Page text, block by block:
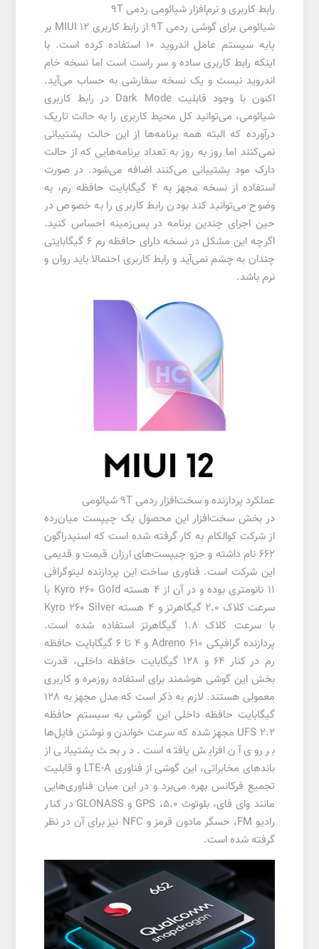
رابط کاربری و نرم‌افزار شیائومی ردمی 9T
شیائومی برای گوشی ردمی 9T از رابط کاربری MIUI 12 بر
پایه سیستم عامل اندروید 10 استفاده کرده است. با
اینکه رابط کاربری ساده و سر راست است اما نسخه خام
اندروید نیست و یک نسخه سفارشی‌ به حساب می‌آید.
اکنون با وجود قابلیت Dark Mode در رابط کاربری
شیائومی، می‌توانید کل محیط کاربری را به حالت تاریک
درآورده که البته همه برنامه‌ها از این حالت پشتیبانی
نمی‌کنند اما روز به روز به تعداد برنامه‌هایی که از حالت
دارک مود پشتیبانی می‌کنند اضافه می‌شود. در صورت
استفاده از نسخه مجهز به 4 گیگابایت حافظه رم، به
وضوح می‌توانید کند بودن رابط کاربری را به خصوص در
حین اجرای چندین برنامه در پس‌زمینه احساس کنید.
اگرچه این مشکل در نسخه دارای حافظه رم 6 گیگابایتی
چندان به چشم نمی‌آید و رابط کاربری احتمالا باید روان و
نرم باشد.
عملکرد پردازنده و سخت‌افزار ردمی 9T شیائومی
در بخش سخت‌افزار این محصول یک چیپست میان‌رده
از شرکت کوالکام به کار گرفته شده است که اسنپدراگون
662 نام داشته و جزو چیپست‌های ارزان قیمت و قدیمی
این شرکت است. فناوری ساخت این پردازنده لیتوگرافی
11 نانومتری بوده و در آن از 4 هسته Kyro 260 Gold با
سرعت کلاک 2.0 گیگاهرتز و 4 هسته Kyro 260 Silver
با سرعت کلاک 1.8 گیگاهرتز استفاده شده است.
پردازنده گرافیکی Adreno 610 و 4 تا 6 گیگابایت حافظه
رم در کنار 64 و 128 گیگابایت حافظه داخلی، قدرت
بخش این گوشی هوشمند برای استفاده روزمره و کاربری
معمولی هستند. لازم به ذکر است که مدل مجهز به 128
گیگابایت حافظه داخلی این گوشی به سیستم حافظه
UFS 2.2 مجهز شده که سرعت خواندن و نوشتن فایل‌ها
بر روی آن افزایش یافته است. در بحث پشتیبانی از
باندهای مخابراتی، این گوشی از فناوری LTE-A و قابلیت
تجمیع فرکانس بهره می‌برد و در این میان فناوری‌هایی
مانند وای فای، بلوتوث 5.0، GPS و GLONASS در کنار
رادیو FM، حسگر مادون قرمز و NFC نیز برای آن در نظر
گرفته شده است.